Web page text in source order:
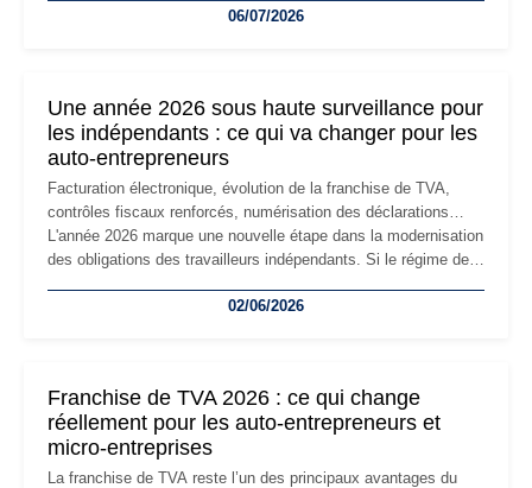
professionnels, recrutement, image de marque… Le
06/07/2026
Une année 2026 sous haute surveillance pour
les indépendants : ce qui va changer pour les
auto-entrepreneurs
Facturation électronique, évolution de la franchise de TVA,
contrôles fiscaux renforcés, numérisation des déclarations…
L'année 2026 marque une nouvelle étape dans la modernisation
des obligations des travailleurs indépendants. Si le régime de
les auto-entrepreneurs devront s'adapter à un environnement
02/06/2026
Franchise de TVA 2026 : ce qui change
réellement pour les auto-entrepreneurs et
micro-entreprises
La franchise de TVA reste l’un des principaux avantages du